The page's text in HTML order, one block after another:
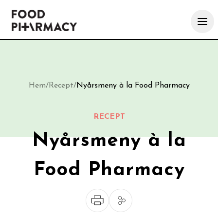
Hem/Recept/Nyårsmeny à la Food Pharmacy
RECEPT
Nyårsmeny à la
Food Pharmacy